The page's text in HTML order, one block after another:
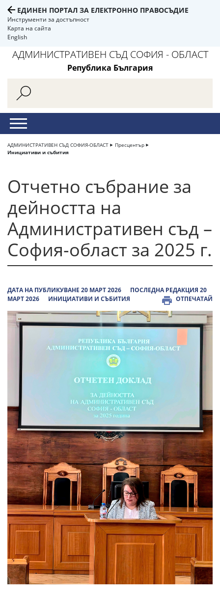
ЕДИНЕН ПОРТАЛ ЗА ЕЛЕКТРОННО ПРАВОСЪДИЕ
Инструменти за достъпност
Карта на сайта
English
АДМИНИСТРАТИВЕН СЪД СОФИЯ - ОБЛАСТ
Република България
АДМИНИСТРАТИВЕН СЪД СОФИЯ-ОБЛАСТ
Пресцентър
Инициативи и събития
Отчетно събрание за
дейността на
Административен съд –
София-област за 2025 г.
ДАТА НА ПУБЛИКУВАНЕ 20 МАРТ 2026
ПОСЛЕДНА РЕДАКЦИЯ 20
МАРТ 2026
ИНИЦИАТИВИ И СЪБИТИЯ ОТПЕЧАТАЙ